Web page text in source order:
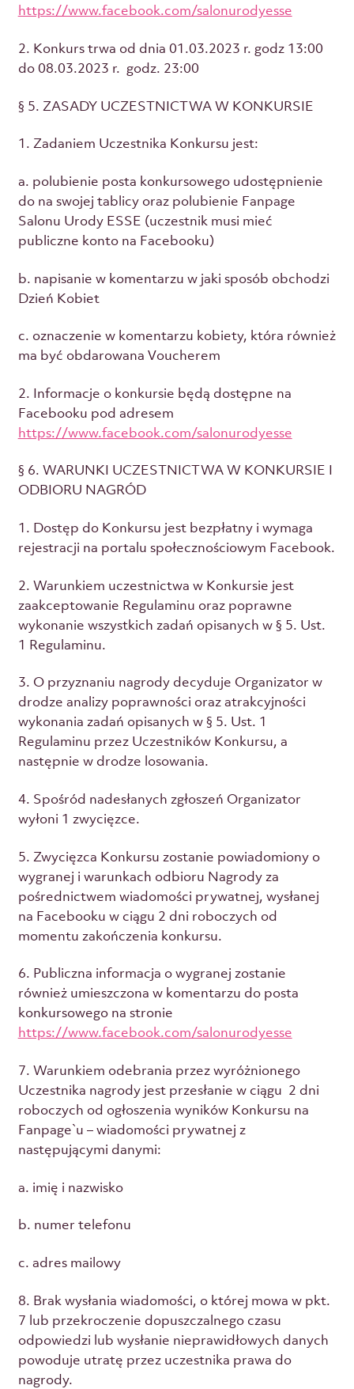
https://www.facebook.com/salonurodyesse
2. Konkurs trwa od dnia 01.03.2023 r. godz 13:00
do 08.03.2023 r. godz. 23:00
§ 5. ZASADY UCZESTNICTWA W KONKURSIE
1. Zadaniem Uczestnika Konkursu jest:
a. polubienie posta konkursowego udostępnienie
do na swojej tablicy oraz polubienie Fanpage
Salonu Urody ESSE (uczestnik musi mieć
publiczne konto na Facebooku)
b. napisanie w komentarzu w jaki sposób obchodzi
Dzień Kobiet
c. oznaczenie w komentarzu kobiety, która również
ma być obdarowana Voucherem
2. Informacje o konkursie będą dostępne na
Facebooku pod adresem
https://www.facebook.com/salonurodyesse
§ 6. WARUNKI UCZESTNICTWA W KONKURSIE I
ODBIORU NAGRÓD
1. Dostęp do Konkursu jest bezpłatny i wymaga
rejestracji na portalu społecznościowym Facebook.
2. Warunkiem uczestnictwa w Konkursie jest
zaakceptowanie Regulaminu oraz poprawne
wykonanie wszystkich zadań opisanych w § 5. Ust.
1 Regulaminu.
3. O przyznaniu nagrody decyduje Organizator w
drodze analizy poprawności oraz atrakcyjności
wykonania zadań opisanych w § 5. Ust. 1
Regulaminu przez Uczestników Konkursu, a
następnie w drodze losowania.
4. Spośród nadesłanych zgłoszeń Organizator
wyłoni 1 zwycięzce.
5. Zwycięzca Konkursu zostanie powiadomiony o
wygranej i warunkach odbioru Nagrody za
pośrednictwem wiadomości prywatnej, wysłanej
na Facebooku w ciągu 2 dni roboczych od
momentu zakończenia konkursu.
6. Publiczna informacja o wygranej zostanie
również umieszczona w komentarzu do posta
konkursowego na stronie
https://www.facebook.com/salonurodyesse
7. Warunkiem odebrania przez wyróżnionego
Uczestnika nagrody jest przesłanie w ciągu 2 dni
roboczych od ogłoszenia wyników Konkursu na
Fanpage`u – wiadomości prywatnej z
następującymi danymi:
a. imię i nazwisko
b. numer telefonu
c. adres mailowy
8. Brak wysłania wiadomości, o której mowa w pkt.
7 lub przekroczenie dopuszczalnego czasu
odpowiedzi lub wysłanie nieprawidłowych danych
powoduje utratę przez uczestnika prawa do
nagrody.